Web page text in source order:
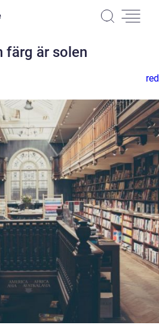
färg är solen